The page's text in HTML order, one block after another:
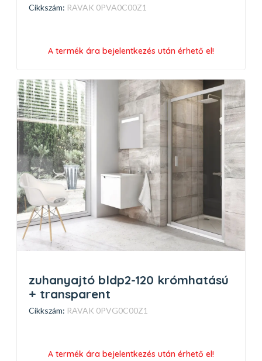
Cikkszám: RAVAK 0PVA0C00Z1
A termék ára bejelentkezés után érhető el!
zuhanyajtó bldp2-120 krómhatású
+ transparent
Cikkszám: RAVAK 0PVG0C00Z1
A termék ára bejelentkezés után érhető el!